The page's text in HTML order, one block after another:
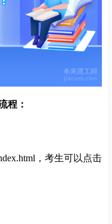
程：
，考生可以点击